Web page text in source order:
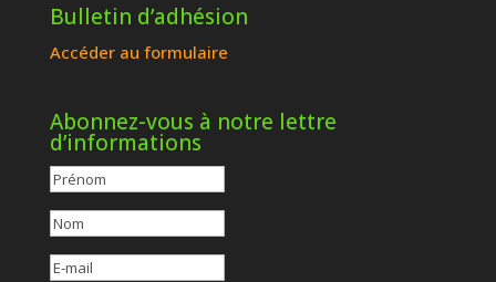
Bulletin d’adhésion
Accéder au formulaire
Abonnez-vous à notre lettre
d’informations